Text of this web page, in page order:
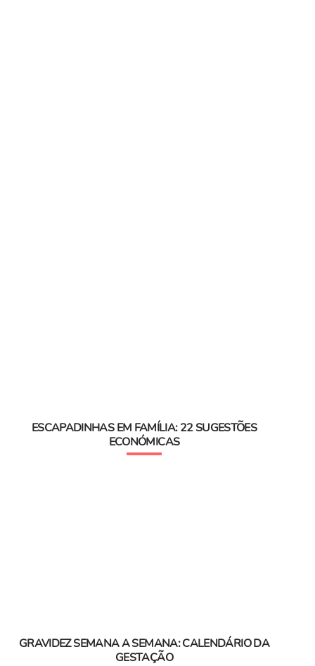
ESCAPADINHAS EM FAMÍLIA: 22 SUGESTÕES
ECONÓMICAS
GRAVIDEZ SEMANA A SEMANA: CALENDÁRIO DA
GESTAÇÃO